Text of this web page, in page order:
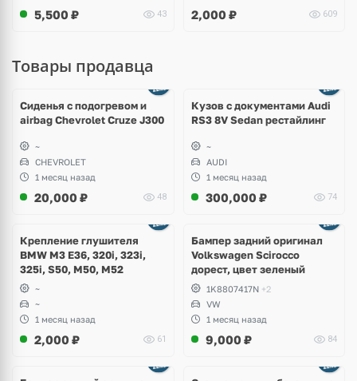
5,500 ₽ 43 2,000 ₽ 609
Товары продавца
Сиденья с подогревом и
airbag Chevrolet Cruze J300
~
CHEVROLET
1 месяц назад
20,000 ₽ 48
Кузов с документами Audi
RS3 8V Sedan рестайлинг
~
AUDI
1 месяц назад
300,000 ₽ 74
Крепление глушителя
BMW M3 E36, 320i, 323i,
325i, S50, M50, M52
~
~
1 месяц назад
2,000 ₽ 61
Бампер задний оригинал
Volkswagen Scirocco
дорест, цвет зеленый
1K8807417N +2
VW
1 месяц назад
9,000 ₽ 84